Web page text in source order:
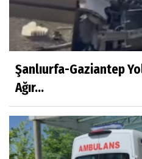
Mehmet
Şanlıurfa Şehir
Şanlıurfalı Olmalı
Mert YILDIRIM
Şanlıurfa-Gaziantep
Ağır...